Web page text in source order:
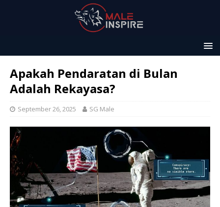
Apakah Pendaratan di Bulan
Adalah Rekayasa?
September 26, 2025 SG Male